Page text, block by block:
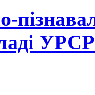
УРСР